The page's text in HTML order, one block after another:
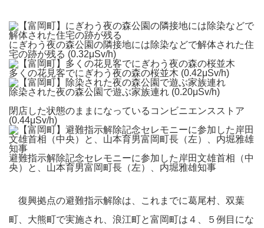
にぎわう夜の森公園の隣接地には除染などで解体された住
宅の跡が残る (0.32μSv/h)
多くの花見客でにぎわう夜の森の桜並木 (0.42μSv/h)
除染された夜の森公園で遊ぶ家族連れ (0.20μSv/h)
閉店した状態のままになっているコンビニエンスストア
(0.44μSv/h)
避難指示解除記念セレモニーに参加した岸田文雄首相（中
央）と、山本育男富岡町長（左）、内堀雅雄知事
復興拠点の避難指示解除は、これまでに葛尾村、双葉
町、大熊町で実施され、浪江町と富岡町は４、５例目にな